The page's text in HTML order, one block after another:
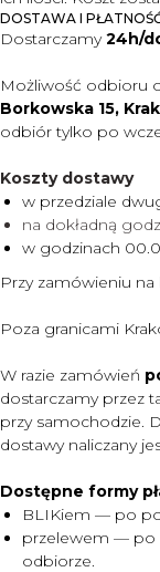
DOSTAWA I
Dostarczamy24h/
Możliwość odbioru
Borkowska 15,
odbiór tylko po
Koszty dostawy
w przedziale
na dokładną
w godzinach
Przy zamówieniu
Poza granicami
W razie zamówień
dostarczamy przez
przy samochodzie.
dostawy naliczany
Dostępne formy
BLIKiem — po
przelewem — po
odbiorze.
CENNIK
DOSTAWA I
MENU